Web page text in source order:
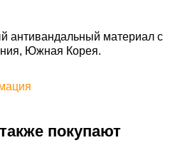
антивандальный материал с
Южная Корея.
покупают